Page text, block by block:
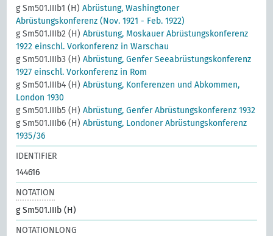
g Sm501.IIIb1 (H)Abrüstung, Washingtoner
Abrüstungskonferenz (Nov. 1921 - Feb. 1922)
g Sm501.IIIb2 (H)Abrüstung, Moskauer Abrüstungskonferenz
1922 einschl. Vorkonferenz in Warschau
g Sm501.IIIb3 (H)Abrüstung, Genfer Seeabrüstungskonferenz
1927 einschl. Vorkonferenz in Rom
g Sm501.IIIb4 (H)Abrüstung, Konferenzen und Abkommen,
London 1930
g Sm501.IIIb5 (H)Abrüstung, Genfer Abrüstungskonferenz 1932
g Sm501.IIIb6 (H)Abrüstung, Londoner Abrüstungskonferenz
1935/36
IDENTIFIER
144616
NOTATION
g Sm501.IIIb (H)
NOTATIONLONG